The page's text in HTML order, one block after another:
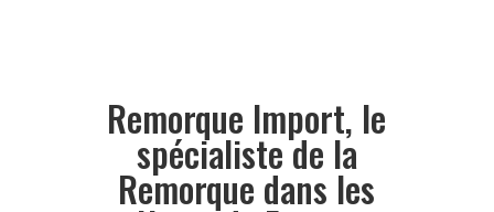
Remorque Import, le
spécialiste de la
Remorque dans les